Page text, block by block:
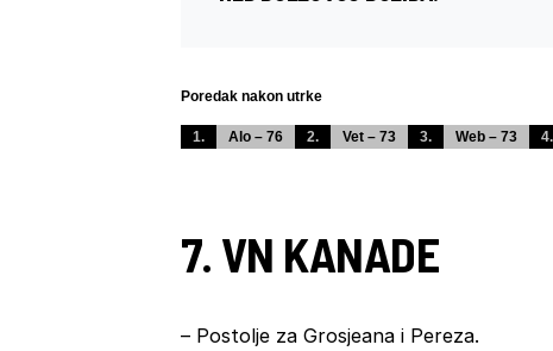
Poredak nakon utrke
1. Alo – 76 2. Vet – 73 3. Web – 73 4.
7. VN KANADE
– Postolje za Grosjeana i Pereza.